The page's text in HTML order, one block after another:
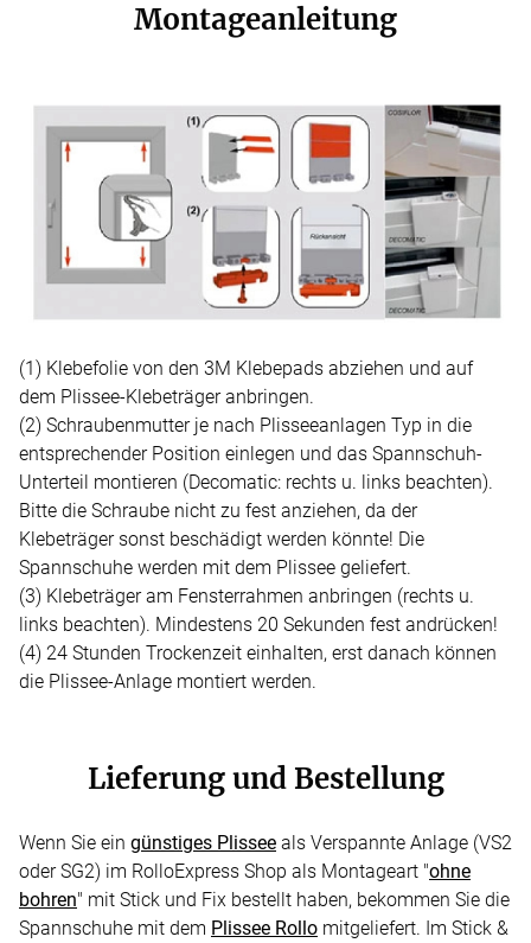
Montageanleitung
(1) Klebefolie von den 3M Klebepads abziehen und auf
dem Plissee-Klebeträger anbringen.
(2) Schraubenmutter je nach Plisseeanlagen Typ in die
entsprechender Position einlegen und das Spannschuh-
Unterteil montieren (Decomatic: rechts u. links beachten).
Bitte die Schraube nicht zu fest anziehen, da der
Klebeträger sonst beschädigt werden könnte! Die
Spannschuhe werden mit dem Plissee geliefert.
(3) Klebeträger am Fensterrahmen anbringen (rechts u.
links beachten). Mindestens 20 Sekunden fest andrücken!
(4) 24 Stunden Trockenzeit einhalten, erst danach können
die Plissee-Anlage montiert werden.
Lieferung und Bestellung
Wenn Sie ein günstiges Plissee als Verspannte Anlage (VS2
oder SG2) im RolloExpress Shop als Montageart "ohne
bohren" mit Stick und Fix bestellt haben, bekommen Sie die
Spannschuhe mit dem Plissee Rollo mitgeliefert. Im Stick &